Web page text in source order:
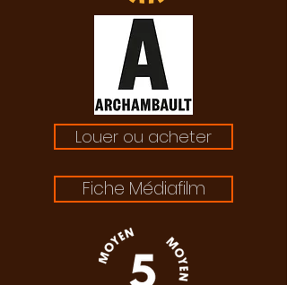
Louer ou acheter
Fiche Médiafilm